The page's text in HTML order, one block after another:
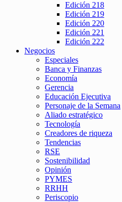
Edición 218
Edición 219
Edición 220
Edición 221
Edición 222
Negocios
Especiales
Banca y Finanzas
Economía
Gerencia
Educación Ejecutiva
Personaje de la Semana
Aliado estratégico
Tecnología
Creadores de riqueza
Tendencias
RSE
Sostenibilidad
Opinión
PYMES
RRHH
Periscopio